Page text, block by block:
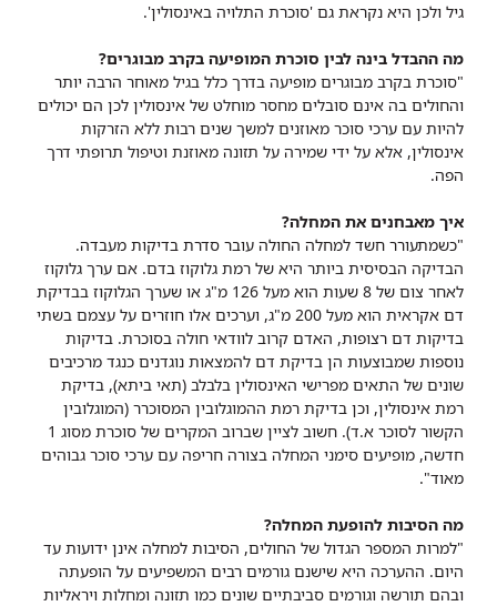
גיל ולכן היא נקראת גם 'סוכרת התלויה באינסולין'.
מה ההבדל בינה לבין סוכרת המופיעה בקרב מבוגרים?
"סוכרת בקרב מבוגרים מופיעה בדרך כלל בגיל מאוחר הרבה יותר
והחולים בה אינם סובלים מחסר מוחלט של אינסולין לכן הם יכולים
להיות עם ערכי סוכר מאוזנים למשך שנים רבות ללא הזרקות
אינסולין, אלא על ידי שמירה על תזונה מאוזנת וטיפול תרופתי דרך
הפה.
איך מאבחנים את המחלה?
"כשמתעורר חשד למחלה החולה עובר סדרת בדיקות מעבדה.
הבדיקה הבסיסית ביותר היא של רמת גלוקוז בדם. אם ערך גלוקוז
לאחר צום של 8 שעות הוא מעל 126 מ"ג או שערך הגלוקוז בבדיקת
דם אקראית הוא מעל 200 מ"ג, וערכים אלו חוזרים על עצמם בשתי
בדיקות דם רצופות, האדם קרוב לוודאי חולה בסוכרת. בדיקות
נוספות שמבוצעות הן בדיקת דם להמצאות נוגדנים כנגד מרכיבים
שונים של התאים מפרישי האינסולין בלבלב (תאי ביתא), בדיקת
רמת אינסולין, וכן בדיקת רמת ההמוגלובין המסוכרר (המוגלובין
הקשור לסוכר א.ד). חשוב לציין שברוב המקרים של סוכרת מסוג 1
חדשה, מופיעים סימני המחלה בצורה חריפה עם ערכי סוכר גבוהים
מאוד".
מה הסיבות להופעת המחלה?
"למרות המספר הגדול של החולים, הסיבות למחלה אינן ידועות עד
היום. ההערכה היא שישנם גורמים רבים המשפיעים על הופעתה
ובהם תורשה וגורמים סביבתיים שונים כמו תזונה ומחלות ויראליות